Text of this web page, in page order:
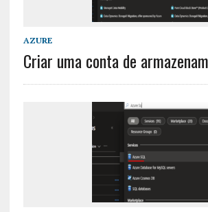
AZURE
Criar uma conta de